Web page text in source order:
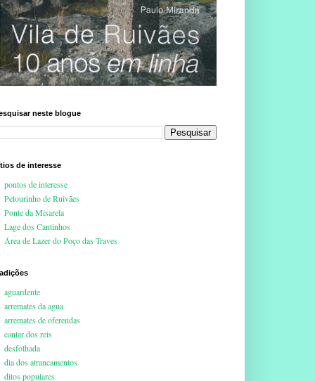
neste blogue
de interesse
pontos de interesse
Pelourinho de Ruivães
Ponte da Misarela
Lage dos Cantinhos
Área de Lazer do Poço das Traves
aguardente
arremates da agua
arremates de oferendas
cantar dos reis
desfolhada
dia dos atrancamentos
ditos populares